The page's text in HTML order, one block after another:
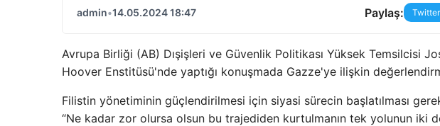
admin•14.05.2024 18:47 Paylaş: Twitter
Avrupa Birliği (AB) Dışişleri ve Güvenlik Politikası Yüksek Temsilcisi
Hoover Enstitüsü'nde yaptığı konuşmada Gazze'ye ilişkin
Filistin yönetiminin güçlendirilmesi için siyasi sürecin başlatılması
“Ne kadar zor olursa olsun bu trajediden kurtulmanın tek yolunun iki